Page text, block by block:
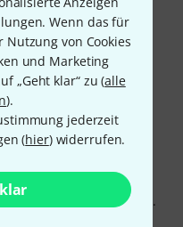
Wenn das für
Nutzung von Cookies
und Marketing
„Geht klar“ zu (alle
).
jederzeit
(hier) widerrufen.
kleine Ding macht
gut und zuverlässig.
Kritik nicht bestätigen,